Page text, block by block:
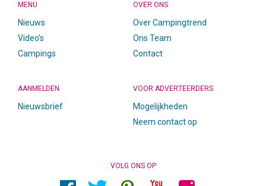
MENU
Nieuws
Video’s
Campings
OVER ONS
Over Campingtrend
Ons Team
Contact
AANMELDEN
Nieuwsbrief
VOOR ADVERTEERDERS
Mogelijkheden
Neem contact op
VOLG ONS OP